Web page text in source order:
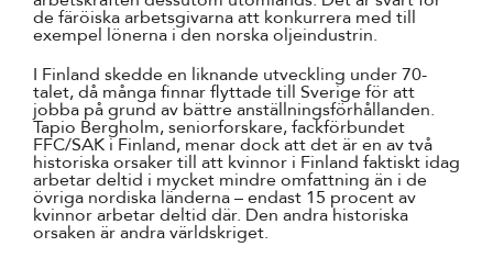
de färöiska arbetsgivarna att konkurrera med till
exempel lönerna i den norska oljeindustrin.
I Finland skedde en liknande utveckling under 70-
talet, då många finnar flyttade till Sverige för att
jobba på grund av bättre anställningsförhållanden.
Tapio Bergholm, seniorforskare, fackförbundet
FFC/SAK i Finland, menar dock att det är en av två
historiska orsaker till att kvinnor i Finland faktiskt idag
arbetar deltid i mycket mindre omfattning än i de
övriga nordiska länderna – endast 15 procent av
kvinnor arbetar deltid där. Den andra historiska
orsaken är andra världskriget.